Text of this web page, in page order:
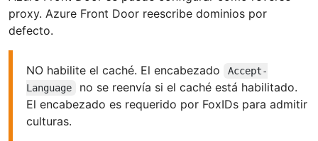
proxy. Azure Front Door reescribe dominios por
defecto.
NO habilite el caché. El encabezado
Accept-
Language
no se reenvía si el caché está habilitado.
El encabezado es requerido por FoxIDs para admitir
culturas.